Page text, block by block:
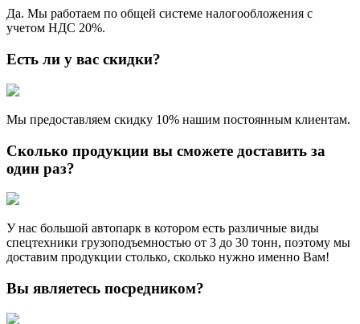
Да. Мы работаем по общей системе налогообложения с
учетом НДС 20%.
Есть ли у вас скидки?
Мы предоставляем скидку 10% нашим постоянным клиентам.
Сколько продукции вы сможете доставить за
один раз?
У нас большой автопарк в котором есть различные виды
спецтехники грузоподъемностью от 3 до 30 тонн, поэтому мы
доставим продукции столько, сколько нужно именно Вам!
Вы являетесь посредником?